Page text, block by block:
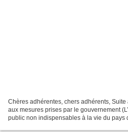
Chères adhérentes, chers adhérents,
aux mesures prises par le gouvernement
public non indispensables à la vie du pays